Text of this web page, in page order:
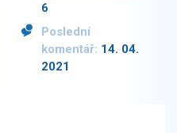
6
Poslední
komentář: 14. 04.
2021